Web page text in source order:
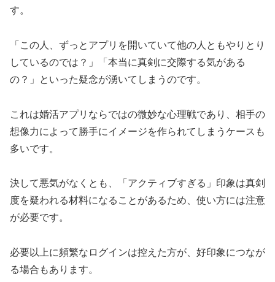
す。
「この人、ずっとアプリを開いていて他の人ともやりとり
しているのでは？」「本当に真剣に交際する気がある
の？」といった疑念が湧いてしまうのです。
これは婚活アプリならではの微妙な心理戦であり、相手の
想像力によって勝手にイメージを作られてしまうケースも
多いです。
決して悪気がなくとも、「アクティブすぎる」印象は真剣
度を疑われる材料になることがあるため、使い方には注意
が必要です。
必要以上に頻繁なログインは控えた方が、好印象につなが
る場合もあります。